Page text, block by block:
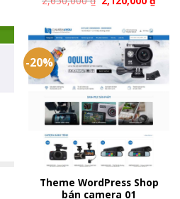
-20%
Theme WordPress Shop
bán camera 01